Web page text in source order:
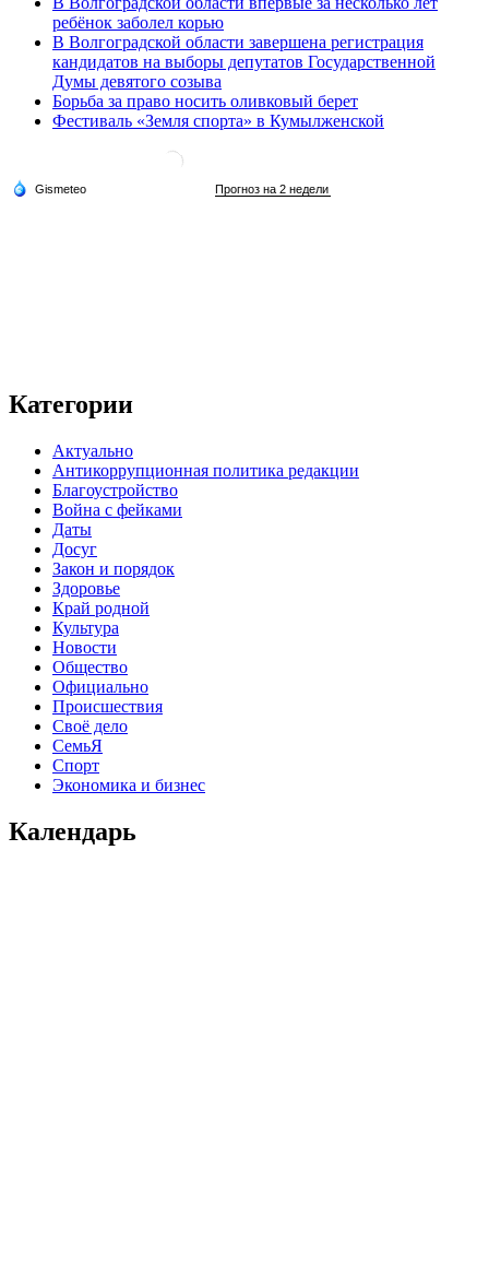
ребёнок заболел корью
В Волгоградской области завершена регистрация
кандидатов на выборы депутатов Государственной
Думы девятого созыва
Борьба за право носить оливковый берет
Фестиваль «Земля спорта» в Кумылженской
Категории
Актуально
Антикоррупционная политика редакции
Благоустройство
Война с фейками
Даты
Досуг
Закон и порядок
Здоровье
Край родной
Культура
Новости
Общество
Официально
Происшествия
Своё дело
СемьЯ
Спорт
Экономика и бизнес
Календарь